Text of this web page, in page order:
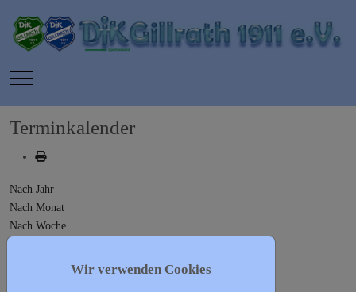
Mobile Menu Toggle
Terminkalender
Nach Jahr
Nach Monat
Nach Woche
Gehe zu MonatWir verwenden Cookies